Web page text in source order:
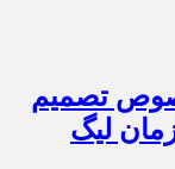
تصمیم
لیگ